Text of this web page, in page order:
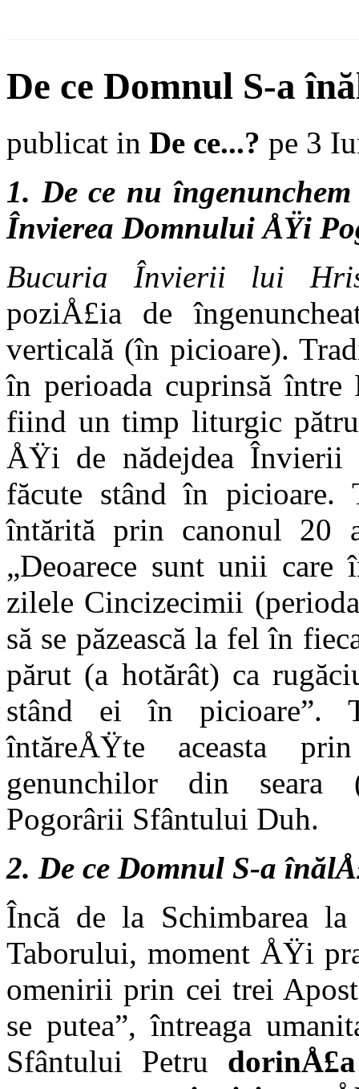
De ce Domnul S-a
publicat in De ce...? pe 3
1. De ce nu
Învierea Domnului ÅŸi
Bucuria Învierii lui
poziÅ£ia de
verticală (în picioare).
în perioada cuprinsă
fiind un timp liturgic
ÅŸi de nădejdea Învierii
făcute stând în
întărită prin canonul 20
„Deoarece sunt unii care
zilele Cincizecimii
să se păzească la fel în
părut (a hotărât) ca
stând ei în picioare”.
întăreÅŸte aceasta
genunchilor din seara
Pogorârii Sfântului Duh.
2. De ce Domnul S-a
Încă de la Schimbarea
Taborului, moment ÅŸi
omenirii prin cei trei
se putea”, întreaga
Sfântului Petru